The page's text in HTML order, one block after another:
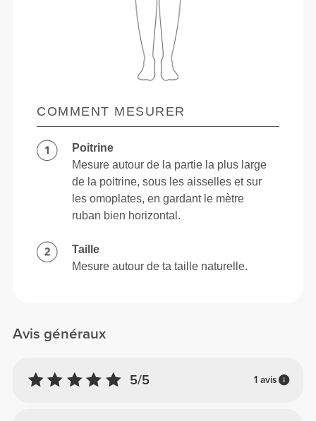
Avis généraux
5/5 1 avis
COMMENT MESURER
Poitrine
Mesure autour de la partie la plus large
de la poitrine, sous les aisselles et sur
les omoplates, en gardant le mètre
ruban bien horizontal.
Taille
Mesure autour de ta taille naturelle.